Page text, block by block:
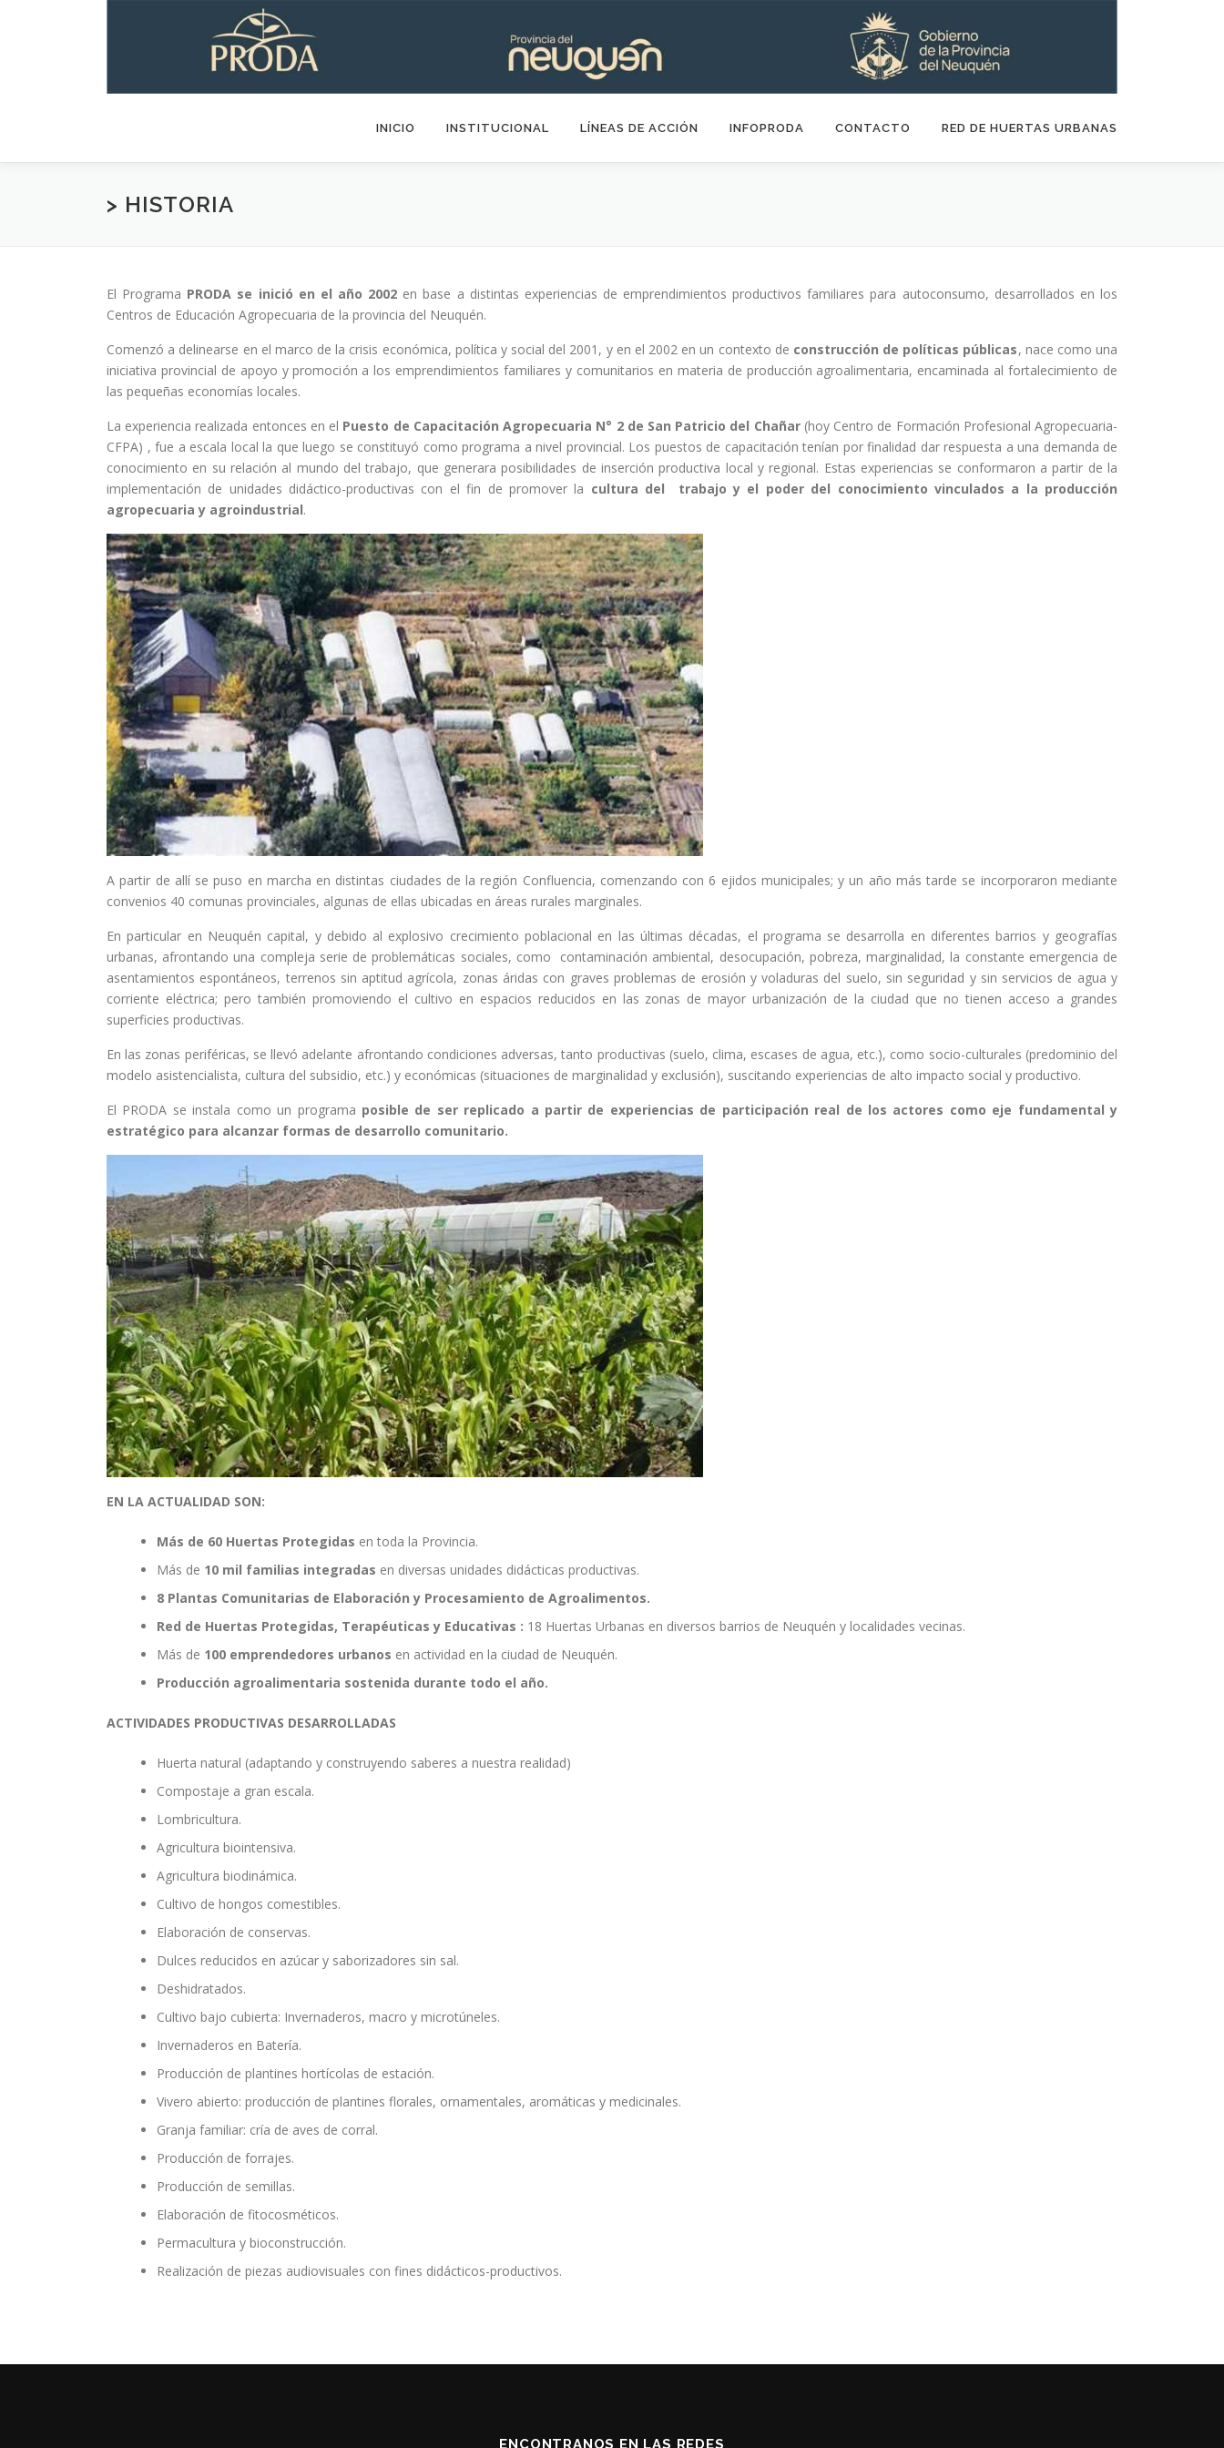
INICIO INSTITUCIONAL LÍNEAS DE ACCIÓN INFOPRODA CONTACTO RED DE HUERTAS URBANAS
> HISTORIA
El Programa PRODA se inició en el año 2002 en base a distintas experiencias de emprendimientos productivos familiares para autoconsumo, desarrollados en los
Centros de Educación Agropecuaria de la provincia del Neuquén.
Comenzó a delinearse en el marco de la crisis económica, política y social del 2001, y en el 2002 en un contexto de construcción de políticas públicas, nace como una
iniciativa provincial de apoyo y promoción a los emprendimientos familiares y comunitarios en materia de producción agroalimentaria, encaminada al fortalecimiento de
las pequeñas economías locales.
La experiencia realizada entonces en el Puesto de Capacitación Agropecuaria N° 2 de San Patricio del Chañar(hoy Centro de Formación Profesional Agropecuaria-
CFPA) , fue a escala local la que luego se constituyó como programa a nivel provincial. Los puestos de capacitación tenían por finalidad dar respuesta a una demanda de
conocimiento en su relación al mundo del trabajo, que generara posibilidades de inserción productiva local y regional. Estas experiencias se conformaron a partir de la
implementación de unidades didáctico-productivas con el fin de promover la cultura del trabajo y el poder del conocimiento vinculados a la producción
agropecuaria y agroindustrial.
A partir de allí se puso en marcha en distintas ciudades de la región Confluencia, comenzando con 6 ejidos municipales; y un año más tarde se incorporaron mediante
convenios 40 comunas provinciales, algunas de ellas ubicadas en áreas rurales marginales.
En particular en Neuquén capital, y debido al explosivo crecimiento poblacional en las últimas décadas, el programa se desarrolla en diferentes barrios y geografías
urbanas, afrontando una compleja serie de problemáticas sociales, como contaminación ambiental, desocupación, pobreza, marginalidad, la constante emergencia de
asentamientos espontáneos, terrenos sin aptitud agrícola, zonas áridas con graves problemas de erosión y voladuras del suelo, sin seguridad y sin servicios de agua y
corriente eléctrica; pero también promoviendo el cultivo en espacios reducidos en las zonas de mayor urbanización de la ciudad que no tienen acceso a grandes
superficies productivas.
En las zonas periféricas, se llevó adelante afrontando condiciones adversas, tanto productivas (suelo, clima, escases de agua, etc.), como socio-culturales (predominio del
modelo asistencialista, cultura del subsidio, etc.) y económicas (situaciones de marginalidad y exclusión), suscitando experiencias de alto impacto social y productivo.
El PRODA se instala como un programa posible de ser replicado a partir de experiencias de participación real de los actores como eje fundamental y
estratégico para alcanzar formas de desarrollo comunitario.
EN LA ACTUALIDAD SON:
Más de 60 Huertas Protegidas en toda la Provincia.
Más de 10 mil familias integradas en diversas unidades didácticas productivas.
8 Plantas Comunitarias de Elaboración y Procesamiento de Agroalimentos.
Red de Huertas Protegidas, Terapéuticas y Educativas : 18 Huertas Urbanas en diversos barrios de Neuquén y localidades vecinas.
Más de 100 emprendedores urbanos en actividad en la ciudad de Neuquén.
Producción agroalimentaria sostenida durante todo el año.
ACTIVIDADES PRODUCTIVAS DESARROLLADAS
Huerta natural (adaptando y construyendo saberes a nuestra realidad)
Compostaje a gran escala.
Lombricultura.
Agricultura biointensiva.
Agricultura biodinámica.
Cultivo de hongos comestibles.
Elaboración de conservas.
Dulces reducidos en azúcar y saborizadores sin sal.
Deshidratados.
Cultivo bajo cubierta: Invernaderos, macro y microtúneles.
Invernaderos en Batería.
Producción de plantines hortícolas de estación.
Vivero abierto: producción de plantines florales, ornamentales, aromáticas y medicinales.
Granja familiar: cría de aves de corral.
Producción de forrajes.
Producción de semillas.
Elaboración de fitocosméticos.
Permacultura y bioconstrucción.
Realización de piezas audiovisuales con fines didácticos-productivos.
ENCONTRANOS EN LAS REDES